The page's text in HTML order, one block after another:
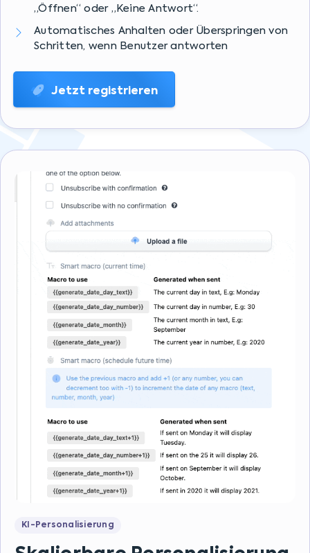
„Öffnen“ oder „Keine Antwort“.
Automatisches Anhalten oder Überspringen von
Schritten, wenn Benutzer antworten
Jetzt registrieren
KI-Personalisierung